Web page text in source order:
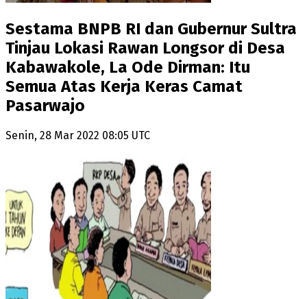
Sestama BNPB RI dan Gubernur Sultra
Tinjau Lokasi Rawan Longsor di Desa
Kabawakole, La Ode Dirman: Itu
Semua Atas Kerja Keras Camat
Pasarwajo
Senin, 28 Mar 2022 08:05 UTC